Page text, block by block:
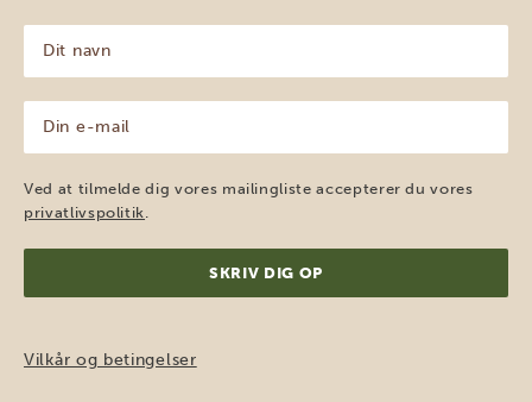
navn
(Påkrævet)
mail
(Påkrævet)
Ved at tilmelde dig vores mailingliste accepterer du vores
privatlivspolitik
Vilkår og betingelser